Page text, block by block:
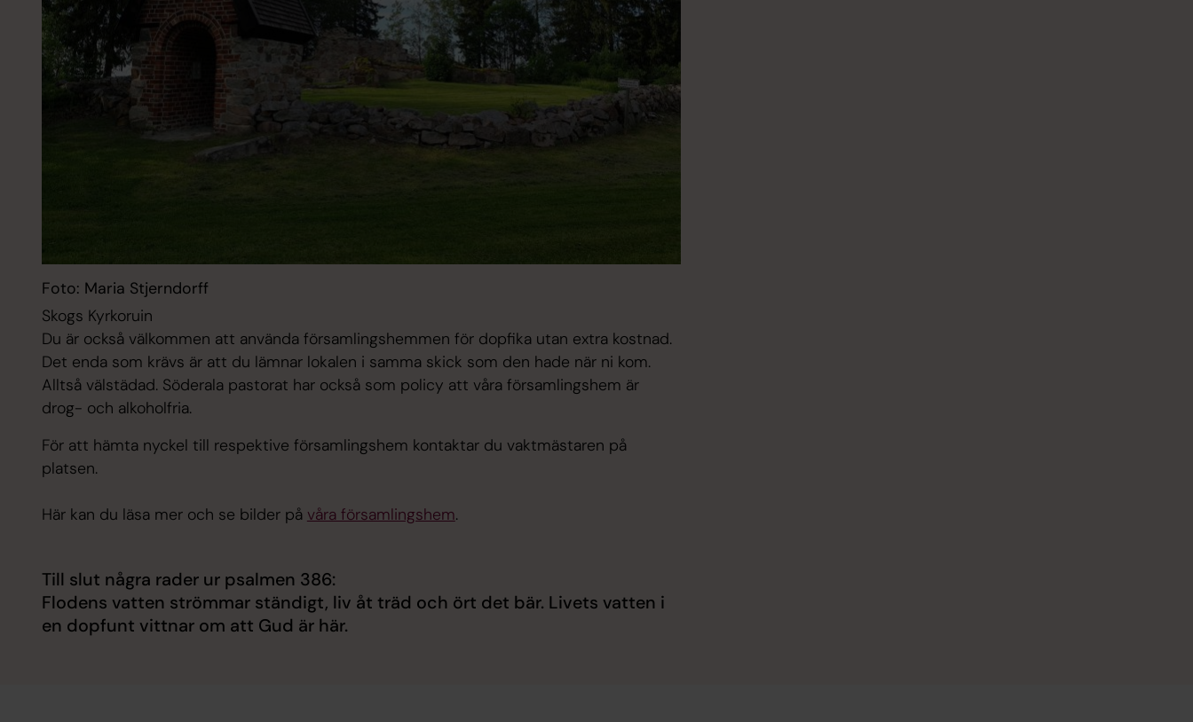
Foto: Maria Stjerndorff
Skogs Kyrkoruin
Du är också välkommen att använda församlingshemmen för dopfika utan extra kostnad.
Det enda som krävs är att du lämnar lokalen i samma skick som den hade när ni kom.
Alltså välstädad. Söderala pastorat har också som policy att våra församlingshem är
drog- och alkoholfria.
För att hämta nyckel till respektive församlingshem kontaktar du vaktmästaren på
platsen.
Här kan du läsa mer och se bilder på våra församlingshem.
Till slut några rader ur psalmen 386:
Flodens vatten strömmar ständigt, liv åt träd och ört det bär. Livets vatten i
en dopfunt vittnar om att Gud är här.